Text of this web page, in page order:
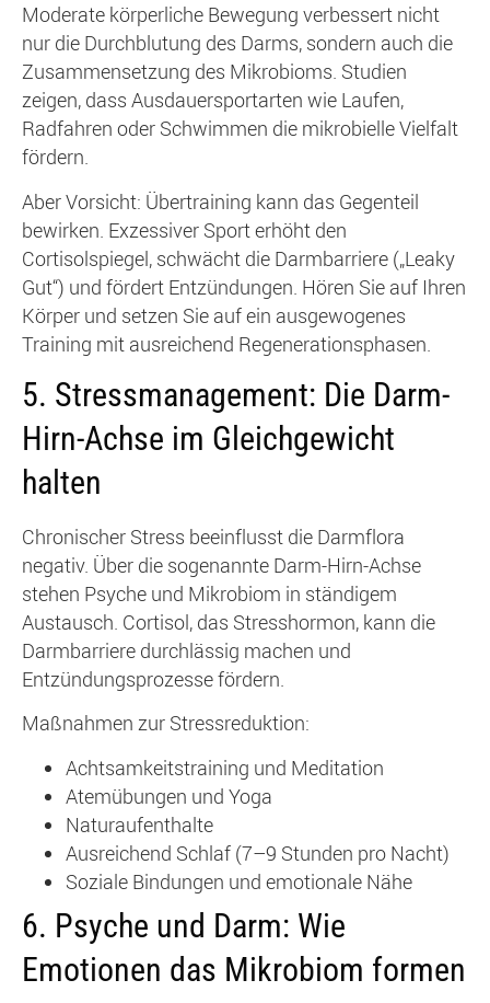
Moderate körperliche Bewegung verbessert nicht
nur die Durchblutung des Darms, sondern auch die
Zusammensetzung des Mikrobioms. Studien
zeigen, dass Ausdauersportarten wie Laufen,
Radfahren oder Schwimmen die mikrobielle Vielfalt
fördern.
Aber Vorsicht: Übertraining kann das Gegenteil
bewirken. Exzessiver Sport erhöht den
Cortisolspiegel, schwächt die Darmbarriere („Leaky
Gut“) und fördert Entzündungen. Hören Sie auf Ihren
Körper und setzen Sie auf ein ausgewogenes
Training mit ausreichend Regenerationsphasen.
5. Stressmanagement: Die Darm-
Hirn-Achse im Gleichgewicht
halten
Chronischer Stress beeinflusst die Darmflora
negativ. Über die sogenannte Darm-Hirn-Achse
stehen Psyche und Mikrobiom in ständigem
Austausch. Cortisol, das Stresshormon, kann die
Darmbarriere durchlässig machen und
Entzündungsprozesse fördern.
Maßnahmen zur Stressreduktion:
Achtsamkeitstraining und Meditation
Atemübungen und Yoga
Naturaufenthalte
Ausreichend Schlaf (7–9 Stunden pro Nacht)
Soziale Bindungen und emotionale Nähe
6. Psyche und Darm: Wie
Emotionen das Mikrobiom formen